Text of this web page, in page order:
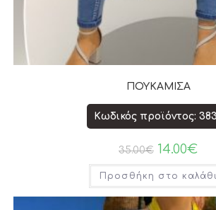
ΠΟΥΚΑΜΙΣΑ
Κωδικός προϊόντος:
35.00€ 14.00€
Προσθήκη στο καλάθι